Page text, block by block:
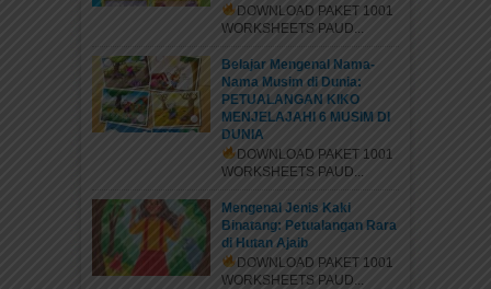
DOWNLOAD PAKET 1001
WORKSHEETS PAUD...
Belajar Mengenal Nama-
Nama Musim di Dunia:
PETUALANGAN KIKO
MENJELAJAHI 6 MUSIM DI
DUNIA
DOWNLOAD PAKET 1001
WORKSHEETS PAUD...
Mengenal Jenis Kaki
Binatang: Petualangan Rara
di Hutan Ajaib
DOWNLOAD PAKET 1001
WORKSHEETS PAUD...